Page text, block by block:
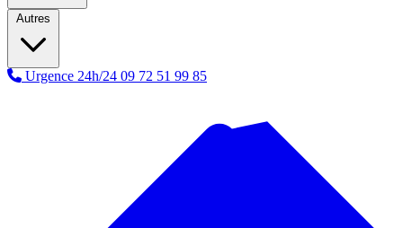
Autres
Urgence 24h/24 09 72 51 99 85